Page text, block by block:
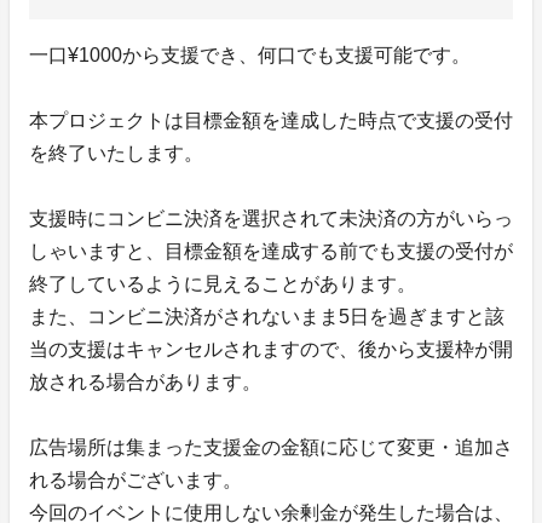
一口¥1000から支援でき、何口でも支援可能です。
本プロジェクトは目標金額を達成した時点で支援の受付
を終了いたします。
支援時にコンビニ決済を選択されて未決済の方がいらっ
しゃいますと、目標金額を達成する前でも支援の受付が
終了しているように見えることがあります。
また、コンビニ決済がされないまま5日を過ぎますと該
当の支援はキャンセルされますので、後から支援枠が開
放される場合があります。
広告場所は集まった支援金の金額に応じて変更・追加さ
れる場合がございます。
今回のイベントに使用しない余剰金が発生した場合は、